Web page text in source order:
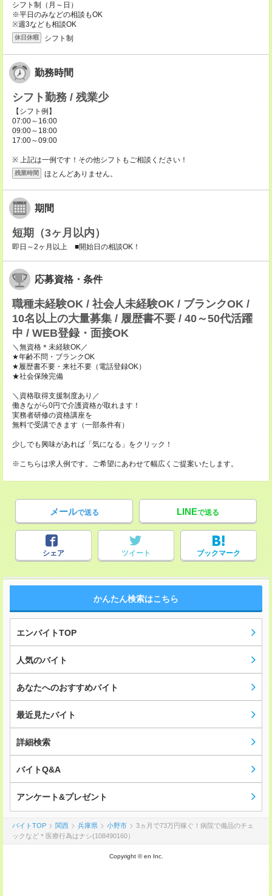
シフト制（月～日）
※平日のみなどの相談もOK
※週3なども相談OK
休日休暇 シフト制
勤務時間
シフト勤務 / 残業少
【シフト例】
07:00～16:00
09:00～18:00
17:00～09:00
※ 上記は一例です！その他シフトもご相談ください！
残業時間 ほとんどありません。
期間
短期（3ヶ月以内）
即日～2ヶ月以上 ■開始日の相談OK！
応募資格・条件
職種未経験OK / 社会人未経験OK / ブランクOK /
10名以上の大量募集 / 履歴書不要 / 40～50代活躍
中 / WEB登録・面接OK
＼無資格＊未経験OK／
★年齢不問・ブランクOK
★履歴書不要・来社不要（電話登録OK）
★社会保険完備
＼資格取得支援制度あり／
働きながら0円で介護資格が取れます！
実務者研修の資格講座を
無料で受講できます（一部条件有）
少しでも興味があれば「気になる」をクリック！
※こちらは求人例です。ご希望にあわせて幅広くご提案いたします。
メールで送る LINEで送る
シェア ツイート ブックマーク
かんたん検索はこちら
エンバイトTOP
人気のバイト
あなたへのおすすめバイト
最近見たバイト
詳細検索
バイトQ&A
アンケート&プレゼント
バイトTOP 関西 兵庫県 小野市
3ヵ月で73万円稼ぐ！病院で備品のチェ
ックなど＊医療行為はナシ(108490160）
Copyright © en Inc.